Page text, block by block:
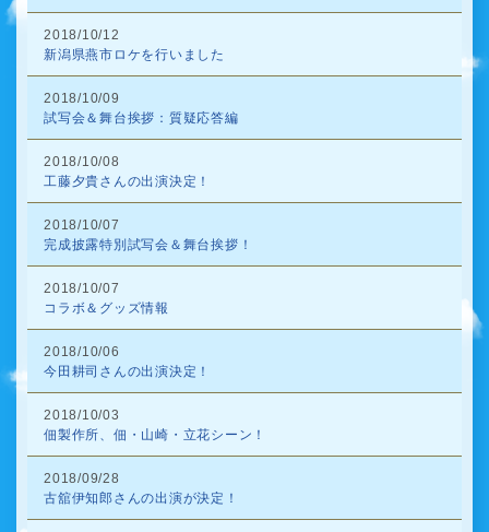
2018/10/12
新潟県燕市ロケを行いました
2018/10/09
試写会＆舞台挨拶：質疑応答編
2018/10/08
工藤夕貴さんの出演決定！
2018/10/07
完成披露特別試写会＆舞台挨拶！
2018/10/07
コラボ＆グッズ情報
2018/10/06
今田耕司さんの出演決定！
2018/10/03
佃製作所、佃・山崎・立花シーン！
2018/09/28
古舘伊知郎さんの出演が決定！